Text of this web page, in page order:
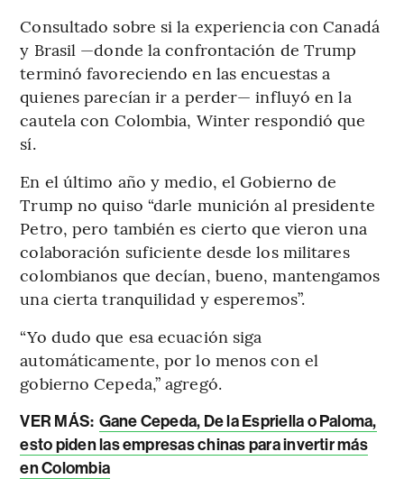
Consultado sobre si la experiencia con Canadá
y Brasil —donde la confrontación de Trump
terminó favoreciendo en las encuestas a
quienes parecían ir a perder— influyó en la
cautela con Colombia, Winter respondió que
sí.
En el último año y medio, el Gobierno de
Trump no quiso “darle munición al presidente
Petro, pero también es cierto que vieron una
colaboración suficiente desde los militares
colombianos que decían, bueno, mantengamos
una cierta tranquilidad y esperemos”.
“Yo dudo que esa ecuación siga
automáticamente, por lo menos con el
gobierno Cepeda,” agregó.
VER MÁS: Gane Cepeda, De la Espriella o Paloma,
esto piden las empresas chinas para invertir más
en Colombia